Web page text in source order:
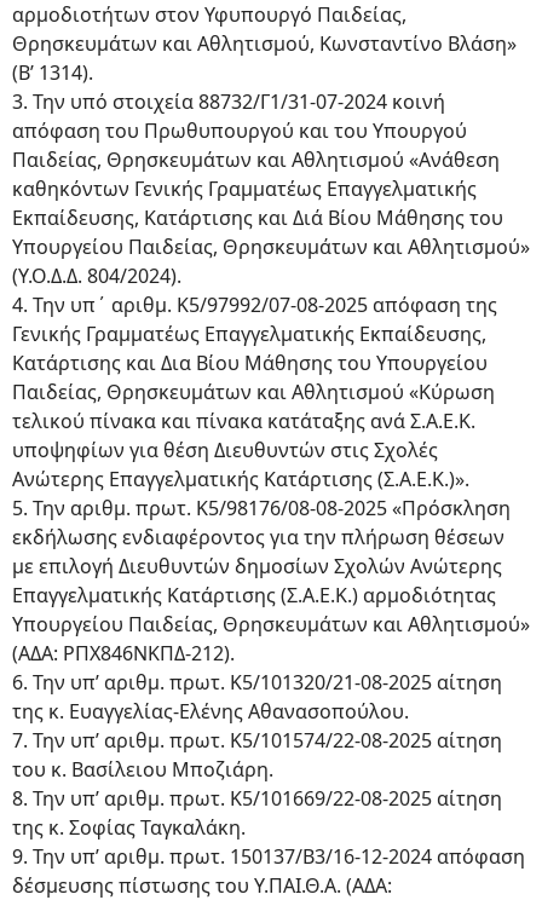
αρμοδιοτήτων στον Υφυπουργό Παιδείας,
Θρησκευμάτων και Αθλητισμού, Κωνσταντίνο Βλάση»
(Β’ 1314).
3. Την υπό στοιχεία 88732/Γ1/31-07-2024 κοινή
απόφαση του Πρωθυπουργού και του Υπουργού
Παιδείας, Θρησκευμάτων και Αθλητισμού «Ανάθεση
καθηκόντων Γενικής Γραμματέως Επαγγελματικής
Εκπαίδευσης, Κατάρτισης και Διά Βίου Μάθησης του
Υπουργείου Παιδείας, Θρησκευμάτων και Αθλητισμού»
(Υ.Ο.Δ.Δ. 804/2024).
4. Την υπ΄ αριθμ. Κ5/97992/07-08-2025 απόφαση της
Γενικής Γραμματέως Επαγγελματικής Εκπαίδευσης,
Κατάρτισης και Δια Βίου Μάθησης του Υπουργείου
Παιδείας, Θρησκευμάτων και Αθλητισμού «Κύρωση
τελικού πίνακα και πίνακα κατάταξης ανά Σ.Α.Ε.Κ.
υποψηφίων για θέση Διευθυντών στις Σχολές
Ανώτερης Επαγγελματικής Κατάρτισης (Σ.Α.Ε.Κ.)».
5. Την αριθμ. πρωτ. Κ5/98176/08-08-2025 «Πρόσκληση
εκδήλωσης ενδιαφέροντος για την πλήρωση θέσεων
με επιλογή Διευθυντών δημοσίων Σχολών Ανώτερης
Επαγγελματικής Κατάρτισης (Σ.Α.Ε.Κ.) αρμοδιότητας
Υπουργείου Παιδείας, Θρησκευμάτων και Αθλητισμού»
(ΑΔΑ: ΡΠΧ846ΝΚΠΔ-212).
6. Την υπ’ αριθμ. πρωτ. Κ5/101320/21-08-2025 αίτηση
της κ. Ευαγγελίας-Ελένης Αθανασοπούλου.
7. Την υπ’ αριθμ. πρωτ. Κ5/101574/22-08-2025 αίτηση
του κ. Βασίλειου Μποζιάρη.
8. Την υπ’ αριθμ. πρωτ. Κ5/101669/22-08-2025 αίτηση
της κ. Σοφίας Ταγκαλάκη.
9. Την υπ’ αριθμ. πρωτ. 150137/Β3/16-12-2024 απόφαση
δέσμευσης πίστωσης του Υ.ΠΑΙ.Θ.Α. (ΑΔΑ: